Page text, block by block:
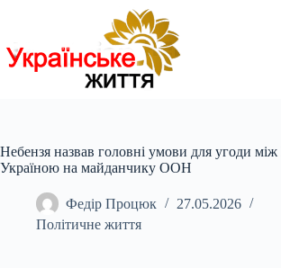
Небензя назвав головні умови для угоди
Україною на майданчику ООН
Федір Процюк
27.05.2026
Політичне життя